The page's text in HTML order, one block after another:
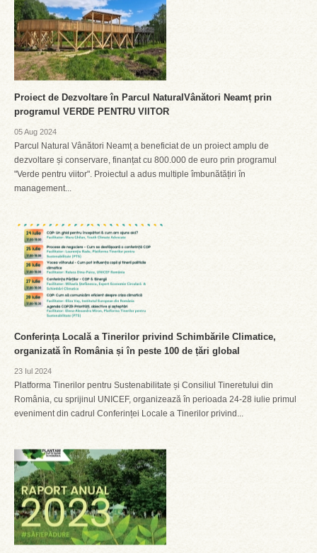
Proiect de Dezvoltare în Parcul NaturalVânători Neamț prin
programul VERDE PENTRU VIITOR
05 Aug 2024
Parcul Natural Vânători Neamț a beneficiat de un proiect amplu de
dezvoltare și conservare, finanțat cu 800.000 de euro prin programul
"Verde pentru viitor". Proiectul a adus multiple îmbunătățiri în
management...
Conferința Locală a Tinerilor privind Schimbările Climatice,
organizată în România și în peste 100 de țări global
23 Iul 2024
Platforma Tinerilor pentru Sustenabilitate și Consiliul Tineretului din
România, cu sprijinul UNICEF, organizează în perioada 24-28 iulie primul
eveniment din cadrul Conferinței Locale a Tinerilor privind...